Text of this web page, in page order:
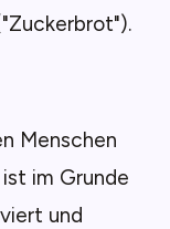
Menschen
im Grunde
und